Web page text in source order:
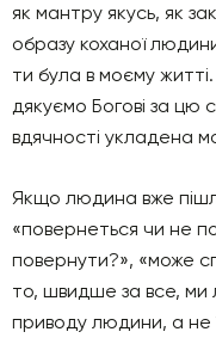
як мантру якусь, як
образу коханої
ти була в моєму
дякуємо Богові за цю
вдячності укладена
Якщо людина вже
«повернеться чи не
повернути?», «може
то, швидше за все, ми
приводу людини, а не